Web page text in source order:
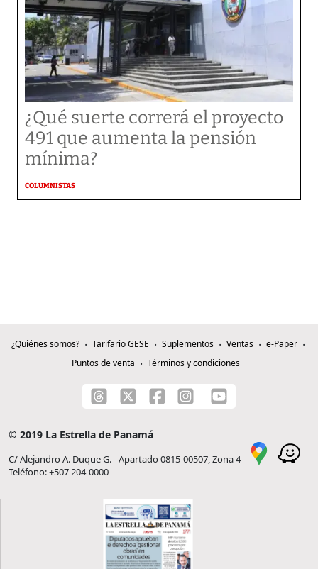
¿Qué suerte correrá el proyecto
491 que aumenta la pensión
mínima?
COLUMNISTAS
¿Quiénes somos? Tarifario GESE Suplementos Ventas
e-Paper
Puntos de venta
Términos y condiciones
© 2019 La Estrella de Panamá
C/ Alejandro A. Duque G. - Apartado 0815-00507, Zona 4
Teléfono: +507 204-0000